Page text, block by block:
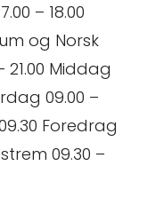
– 18.00
og Norsk
21.00 Middag
09.00 –
Foredrag
09.30 –